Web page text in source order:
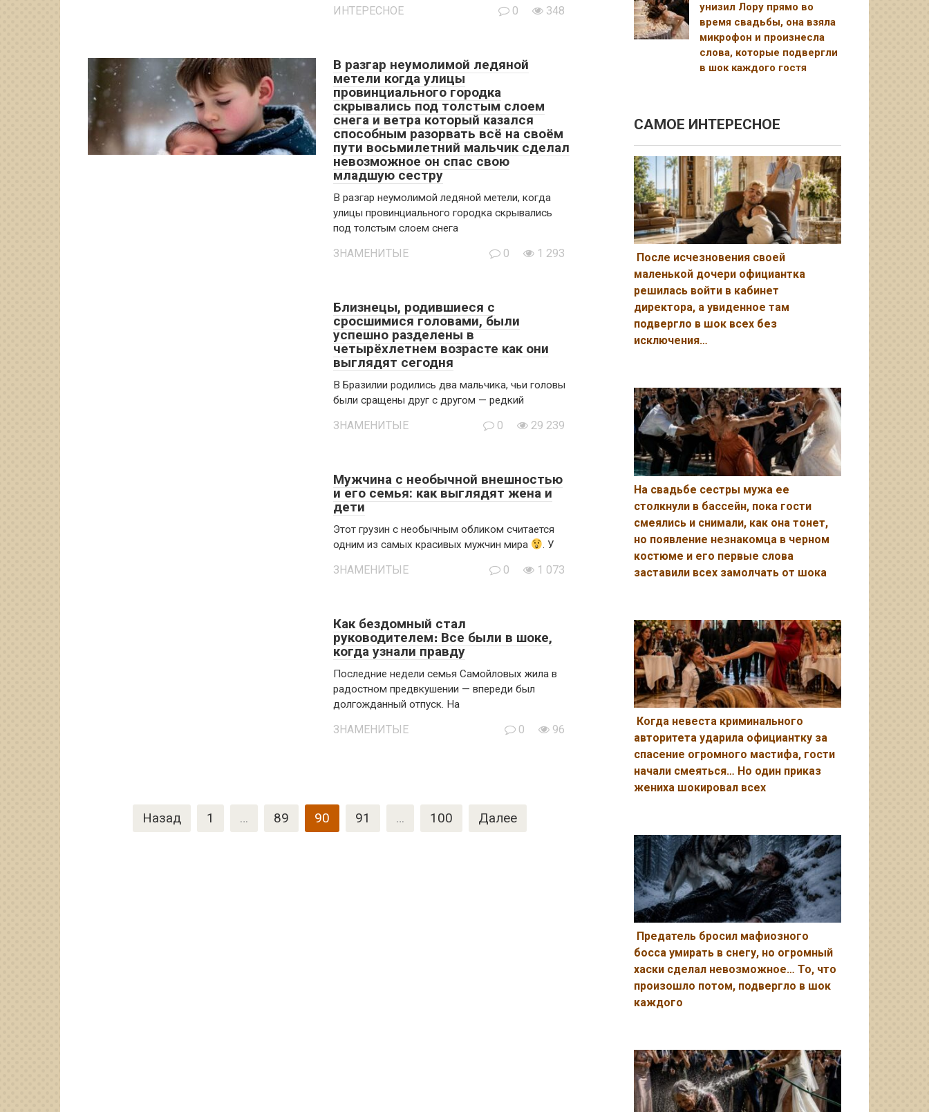
ИНТЕРЕСНОЕ 0 348
В разгар неумолимой ледяной
метели когда улицы
провинциального городка
скрывались под толстым слоем
снега и ветра который казался
способным разорвать всё на своём
пути восьмилетний мальчик сделал
невозможное он спас свою
младшую сестру
В разгар неумолимой ледяной метели, когда
улицы провинциального городка скрывались
под толстым слоем снега
ЗНАМЕНИТЫЕ 0 1 293
Близнецы, родившиеся с
сросшимися головами, были
успешно разделены в
четырёхлетнем возрасте как они
выглядят сегодня
В Бразилии родились два мальчика, чьи головы
были сращены друг с другом — редкий
ЗНАМЕНИТЫЕ 0 29 239
Мужчина с необычной внешностью
и его семья: как выглядят жена и
дети
Этот грузин с необычным обликом считается
одним из самых красивых мужчин мира
. У
ЗНАМЕНИТЫЕ 0 1 073
Как бездомный стал
руководителем։ Все были в шоке,
когда узнали правду
Последние недели семья Самойловых жила в
радостном предвкушении — впереди был
долгожданный отпуск. На
ЗНАМЕНИТЫЕ 0 96
Пагинация
записей
Назад 1 … 89 90 91 … 100 Далее
унизил Лору прямо во
время свадьбы, она взяла
микрофон и произнесла
слова, которые подвергли
в шок каждого гостя
САМОЕ ИНТЕРЕСНОЕ
После исчезновения своей
маленькой дочери официантка
решилась войти в кабинет
директора, а увиденное там
подвергло в шок всех без
исключения…
На свадьбе сестры мужа ее
столкнули в бассейн, пока гости
смеялись и снимали, как она тонет,
но появление незнакомца в черном
костюме и его первые слова
заставили всех замолчать от шока
Когда невеста криминального
авторитета ударила официантку за
спасение огромного мастифа, гости
начали смеяться… Но один приказ
жениха шокировал всех
Предатель бросил мафиозного
босса умирать в снегу, но огромный
хаски сделал невозможное… То, что
произошло потом, подвергло в шок
каждого